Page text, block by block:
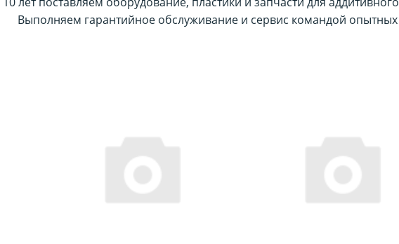
Выполняем гарантийное обслуживание и сервис командой